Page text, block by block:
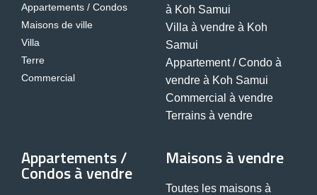
Appartements / Condos
Maisons de ville
Villa
Terre
Commercial
à Koh Samui
Villa à vendre à Koh
Samui
Appartement / Condo à
vendre à Koh Samui
Commercial à vendre
Terrains à vendre
Appartements /
Condos à vendre
Maisons à vendre
Toutes les maisons à